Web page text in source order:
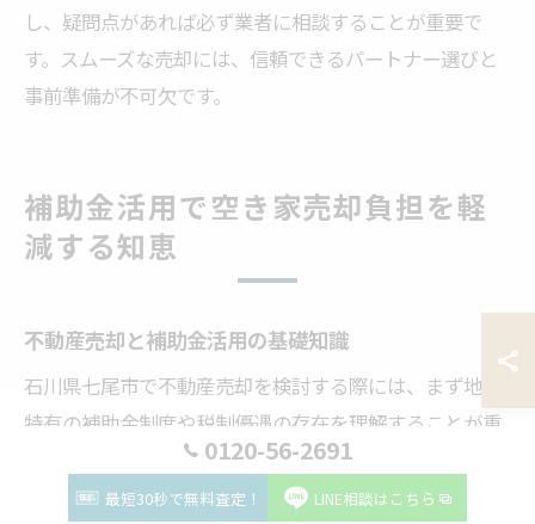
し、疑問点があれば必ず業者に相談することが重要で
す。スムーズな売却には、信頼できるパートナー選びと
事前準備が不可欠です。
補助金活用で空き家売却負担を軽
減する知恵
不動産売却と補助金活用の基礎知識
石川県七尾市で不動産売却を検討する際には、まず地域
特有の補助金制度や税制優遇の存在を理解することが重
要です。特に空き家の売却や管理に関する補助金は、適
切に活用すればコスト負担を大幅に軽減できます。例え
0120-56-2691
最短30秒で無料査定！ LINE相談はこちら